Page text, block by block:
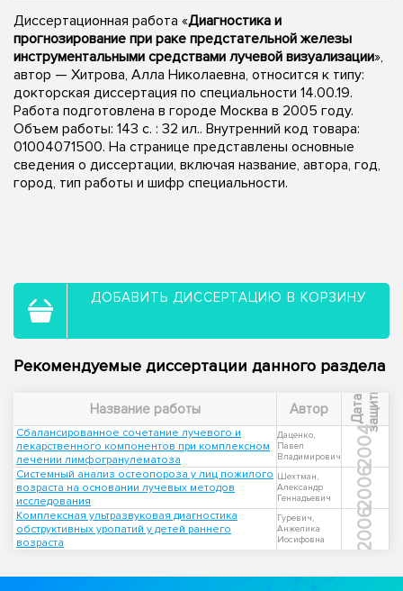
Диссертационная работа «Диагностика и
прогнозирование при раке предстательной железы
инструментальными средствами лучевой визуализации»,
автор — Хитрова, Алла Николаевна, относится к типу:
докторская диссертация по специальности 14.00.19.
Работа подготовлена в городе Москва в 2005 году.
Объем работы: 143 с. : 32 ил.. Внутренний код товара:
01004071500. На странице представлены основные
сведения о диссертации, включая название, автора, год,
город, тип работы и шифр специальности.
ДОБАВИТЬ ДИССЕРТАЦИЮ В КОРЗИНУ
Рекомендуемые диссертации данного раздела
Название работы Автор Д
а
т
а
з
а
щ
и
т ы
Сбалансированное сочетание лучевого и
лекарственного компонентов при комплексном
лечении лимфогранулематоза
Даценко,
Павел
Владимирович
2004
Системный анализ остеопороза у лиц пожилого
возраста на основании лучевых методов
исследования
Шехтман,
Александр
Геннадьевич
2006
Комплексная ультразвуковая диагностика
обструктивных уропатий у детей раннего
возраста
Гуревич,
Анжелика
Иосифовна
2006